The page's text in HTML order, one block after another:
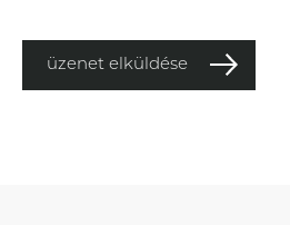
üzenet elküldése